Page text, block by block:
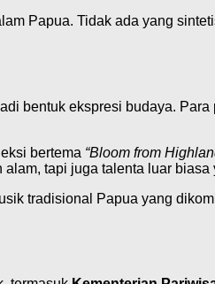
Papua. Tidak ada yang
bentuk ekspresi budaya.
bertema “Bloom from
tapi juga talenta luar biasa
tradisional Papua yang